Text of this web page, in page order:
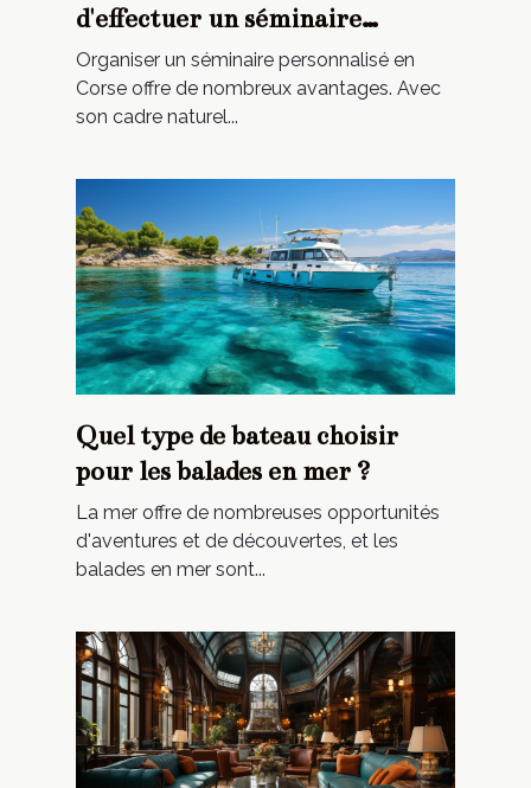
d'effectuer un séminaire
personnalisé en Corse ?
Organiser un séminaire personnalisé en
Corse offre de nombreux avantages. Avec
son cadre naturel...
Quel type de bateau choisir
pour les balades en mer ?
La mer offre de nombreuses opportunités
d'aventures et de découvertes, et les
balades en mer sont...